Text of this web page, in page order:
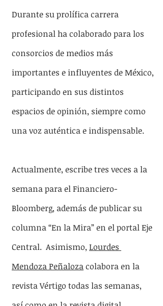
Durante su prolífica carrera
profesional ha colaborado para los
consorcios de medios más
importantes e influyentes de México,
participando en sus distintos
espacios de opinión, siempre como
una voz auténtica e indispensable.
Actualmente, escribe tres veces a la
semana para el Financiero-
Bloomberg, además de publicar su
columna “En la Mira” en el portal Eje
Central.  Asimismo, Lourdes
Mendoza Peñaloza colabora en la
revista Vértigo todas las semanas,